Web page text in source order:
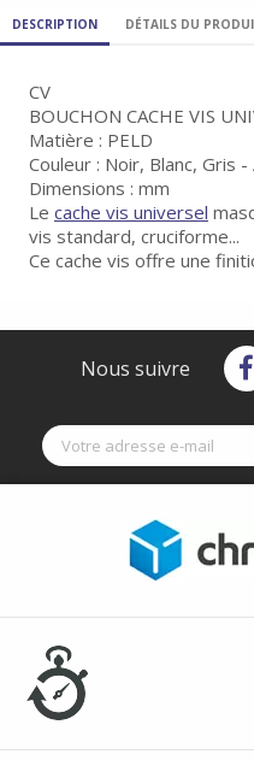
DESCRIPTION DÉTAILS DU
CV
BOUCHON CACHE VIS
Matière : PELD
Couleur : Noir, Blanc, Gris
Dimensions : mm
Le cache vis universel
vis standard, cruciforme...
Ce cache vis offre une
Nous suivre